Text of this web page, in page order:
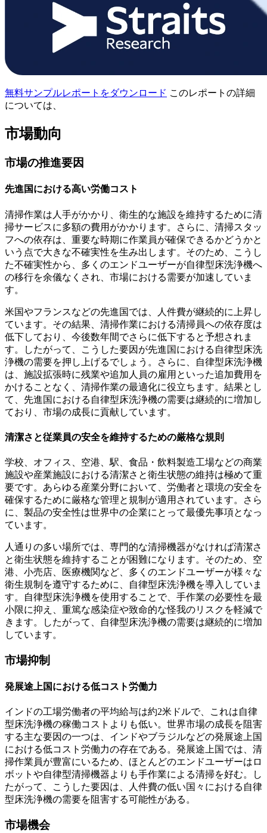
無料サンプルレポートをダウンロード このレポートの詳細
については、
市場動向
市場の推進要因
先進国における高い労働コスト
清掃作業は人手がかかり、衛生的な施設を維持するために清
掃サービスに多額の費用がかかります。さらに、清掃スタッ
フへの依存は、重要な時期に作業員が確保できるかどうかと
いう点で大きな不確実性を生み出します。そのため、こうし
た不確実性から、多くのエンドユーザーが自律型床洗浄機へ
の移行を余儀なくされ、市場における需要が加速していま
す。
米国やフランスなどの先進国では、人件費が継続的に上昇し
ています。その結果、清掃作業における清掃員への依存度は
低下しており、今後数年間でさらに低下すると予想されま
す。したがって、こうした要因が先進国における自律型床洗
浄機の需要を押し上げるでしょう。さらに、自律型床洗浄機
は、施設拡張時に残業や追加人員の雇用といった追加費用を
かけることなく、清掃作業の最適化に役立ちます。結果とし
て、先進国における自律型床洗浄機の需要は継続的に増加し
ており、市場の成長に貢献しています。
清潔さと従業員の安全を維持するための厳格な規則
学校、オフィス、空港、駅、食品・飲料製造工場などの商業
施設や産業施設における清潔さと衛生状態の維持は極めて重
要です。あらゆる産業分野において、労働者と環境の安全を
確保するために厳格な管理と規制が適用されています。さら
に、製品の安全性は世界中の企業にとって最優先事項となっ
ています。
人通りの多い場所では、専門的な清掃機器がなければ清潔さ
と衛生状態を維持することが困難になります。そのため、空
港、小売店、医療機関など、多くのエンドユーザーが様々な
衛生規制を遵守するために、自律型床洗浄機を導入していま
す。自律型床洗浄機を使用することで、手作業の必要性を最
小限に抑え、重篤な感染症や致命的な怪我のリスクを軽減で
きます。したがって、自律型床洗浄機の需要は継続的に増加
しています。
市場抑制
発展途上国における低コスト労働力
インドの工場労働者の平均給与は約2米ドルで、これは自律
型床洗浄機の稼働コストよりも低い。世界市場の成長を阻害
する主な要因の一つは、インドやブラジルなどの発展途上国
における低コスト労働力の存在である。発展途上国では、清
掃作業員が豊富にいるため、ほとんどのエンドユーザーはロ
ボットや自律型清掃機器よりも手作業による清掃を好む。し
たがって、こうした要因は、人件費の低い国々における自律
型床洗浄機の需要を阻害する可能性がある。
市場機会